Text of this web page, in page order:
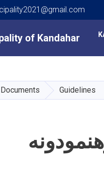
of Kandahar
of Kandahar
Guidelines